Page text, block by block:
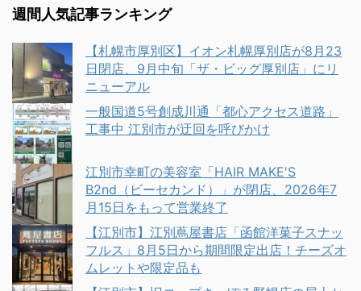
週間人気記事ランキング
【札幌市厚別区】イオン札幌厚別店が8月23
日閉店、9月中旬「ザ・ビッグ厚別店」にリ
ニューアル
一般国道5号創成川通「都心アクセス道路」
工事中 江別市が迂回を呼びかけ
江別市幸町の美容室「HAIR MAKE'S
B2nd（ビーセカンド）」が閉店、2026年7
月15日をもって営業終了
【江別市】江別蔦屋書店「函館洋菓子スナッ
フルス」8月5日から期間限定出店！チーズオ
ムレットや限定品も